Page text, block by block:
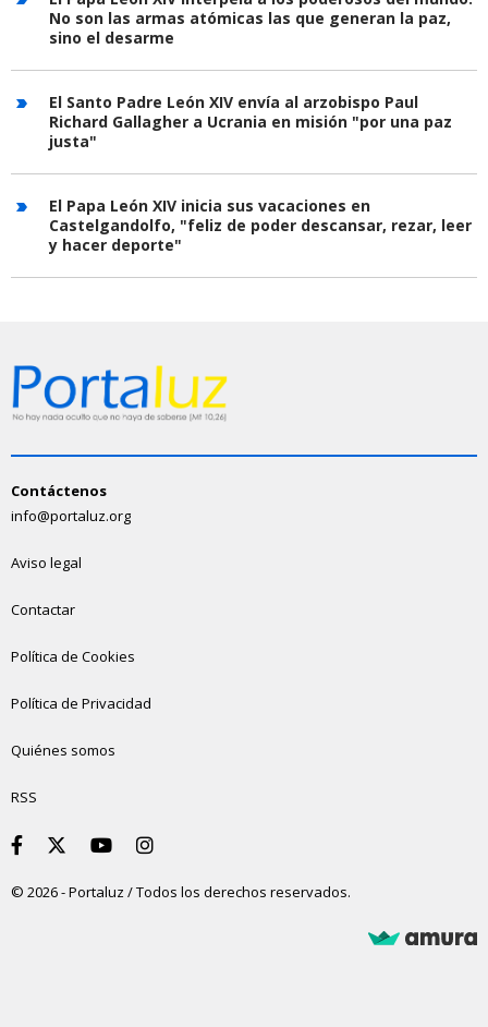
No son las armas atómicas las que generan la paz,
sino el desarme
El Santo Padre León XIV envía al arzobispo Paul
Richard Gallagher a Ucrania en misión "por una paz
justa"
El Papa León XIV inicia sus vacaciones en
Castelgandolfo, "feliz de poder descansar, rezar, leer
y hacer deporte"
Contáctenos
info@portaluz.org
Aviso legal
Contactar
Política de Cookies
Política de Privacidad
Quiénes somos
RSS
© 2026 - Portaluz / Todos los derechos reservados.